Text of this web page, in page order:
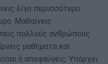
λίγο περισσότερο
Μαθαίνεις
πολλούς ανθρώπους
μαθήματα και
ή αποφεύγεις. Υπάρχει